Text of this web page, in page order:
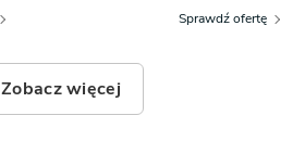
Sprawdź ofertę
Zobacz więcej